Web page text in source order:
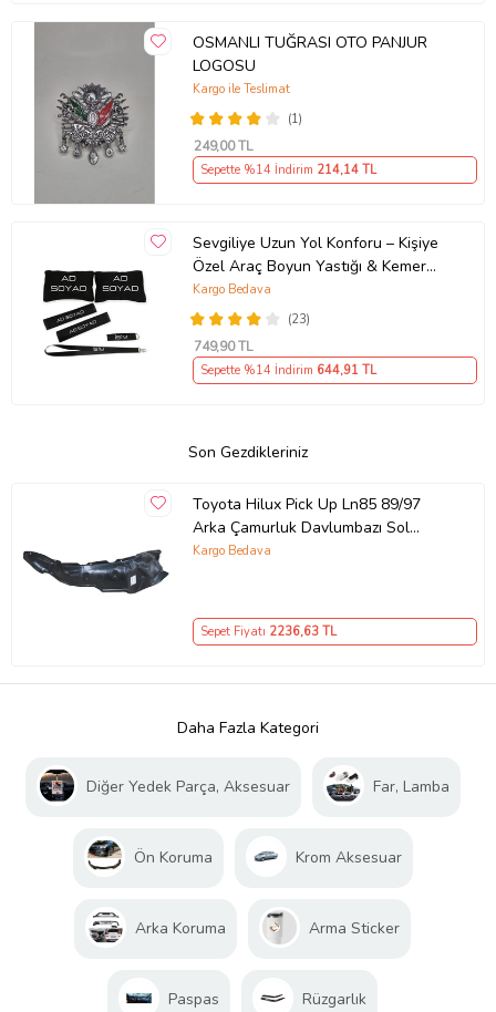
OSMANLI TUĞRASI OTO PANJUR
LOGOSU
(1)
Kargo ile Teslimat
249,00 TL
Sepette %14 İndirim 214,14 TL
Sevgiliye Uzun Yol Konforu – Kişiye
Özel Araç Boyun Yastığı & Kemer
Pedi Hediye Seti
(23)
Kargo Bedava
749,90 TL
Sepette %14 İndirim 644,91 TL
Son Gezdikleriniz
Toyota Hilux Pick Up Ln85 89/97
Arka Çamurluk Davlumbazı Sol
(Ltty6029) (Tyg)
Kargo Bedava
Sepet Fiyatı 2236,63 TL
Daha Fazla Kategori
Diğer Yedek Parça, Aksesuar Far, Lamba
Ön Koruma Krom Aksesuar
Arka Koruma Arma Sticker
Paspas Rüzgarlık